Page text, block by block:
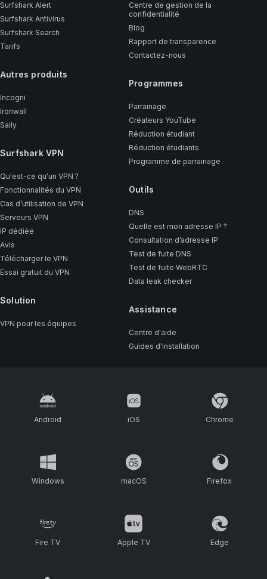
Surfshark Alert
Surfshark Antivirus
Surfshark Search
Tarifs
Autres produits
Incogni
Ironwall
Saily
Surfshark VPN
Qu'est-ce qu'un VPN ?
Fonctionnalités du VPN
Cas d’utilisation de VPN
Serveurs VPN
IP dédiée
Avis
Télécharger le VPN
Essai gratuit du VPN
Solution
VPN pour les équipes
Centre de gestion de la
confidentialité
Blog
Rapport de transparence
Contactez-nous
Programmes
Parrainage
Créateurs YouTube
Réduction étudiant
Réduction étudiants
Programme de parrainage
Outils
DNS
Quelle est mon adresse IP ?
Consultation d’adresse IP
Test de fuite DNS
Test de fuite WebRTC
Data leak checker
Assistance
Centre d'aide
Guides d’installation
Android iOS Chrome
Windows macOS Firefox
Fire TV Apple TV Edge